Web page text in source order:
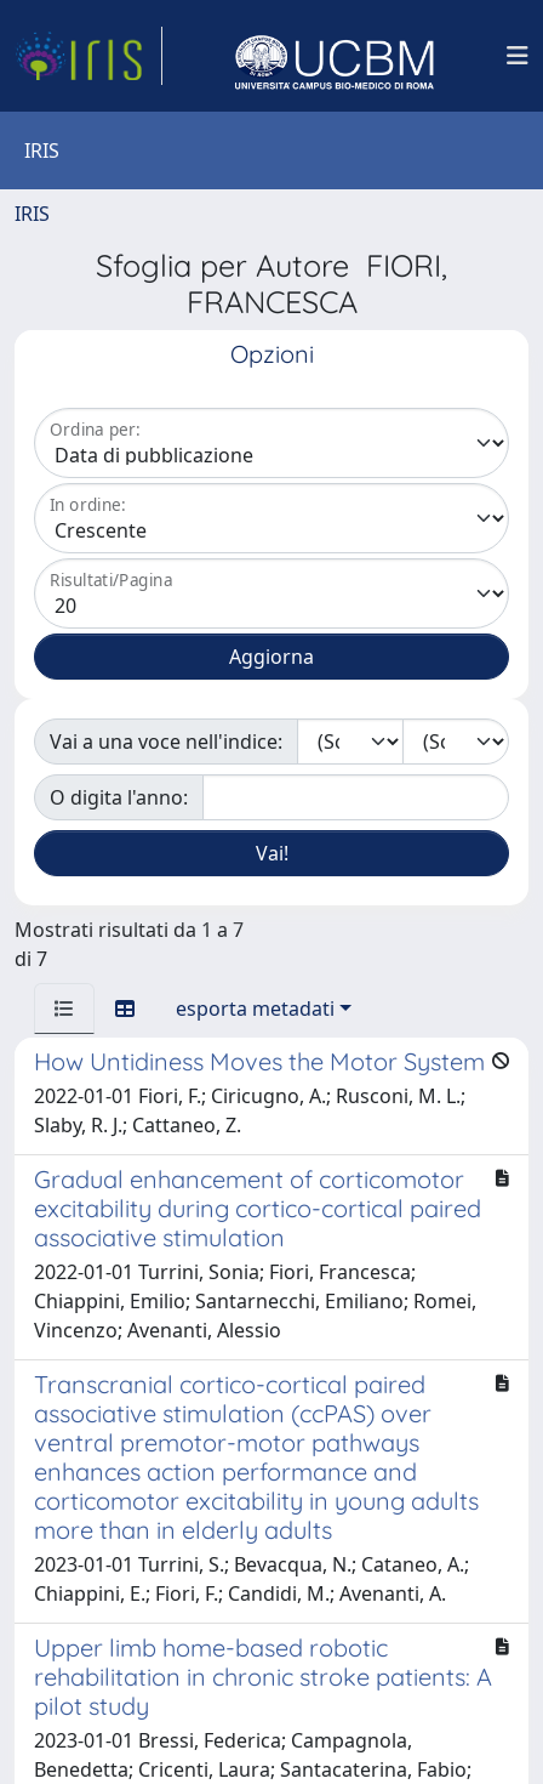
IRIS
IRIS
Sfoglia per Autore FIORI,
FRANCESCA
Opzioni
Ordina per:
In ordine:
Risultati/Pagina
Vai a una voce nell'indice:
O digita l'anno:
Mostrati risultati da 1 a 7
di 7
esporta metadati
How Untidiness Moves the Motor System
2022-01-01 Fiori, F.; Ciricugno, A.; Rusconi, M. L.;
Slaby, R. J.; Cattaneo, Z.
Gradual enhancement of corticomotor
excitability during cortico-cortical paired
associative stimulation
2022-01-01 Turrini, Sonia; Fiori, Francesca;
Chiappini, Emilio; Santarnecchi, Emiliano; Romei,
Vincenzo; Avenanti, Alessio
Transcranial cortico-cortical paired
associative stimulation (ccPAS) over
ventral premotor-motor pathways
enhances action performance and
corticomotor excitability in young adults
more than in elderly adults
2023-01-01 Turrini, S.; Bevacqua, N.; Cataneo, A.;
Chiappini, E.; Fiori, F.; Candidi, M.; Avenanti, A.
Upper limb home-based robotic
rehabilitation in chronic stroke patients: A
pilot study
2023-01-01 Bressi, Federica; Campagnola,
Benedetta; Cricenti, Laura; Santacaterina, Fabio;